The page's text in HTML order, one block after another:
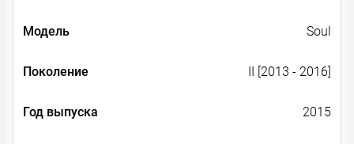
Модель Soul
Поколение II [2013 - 2016]
Год выпуска 2015